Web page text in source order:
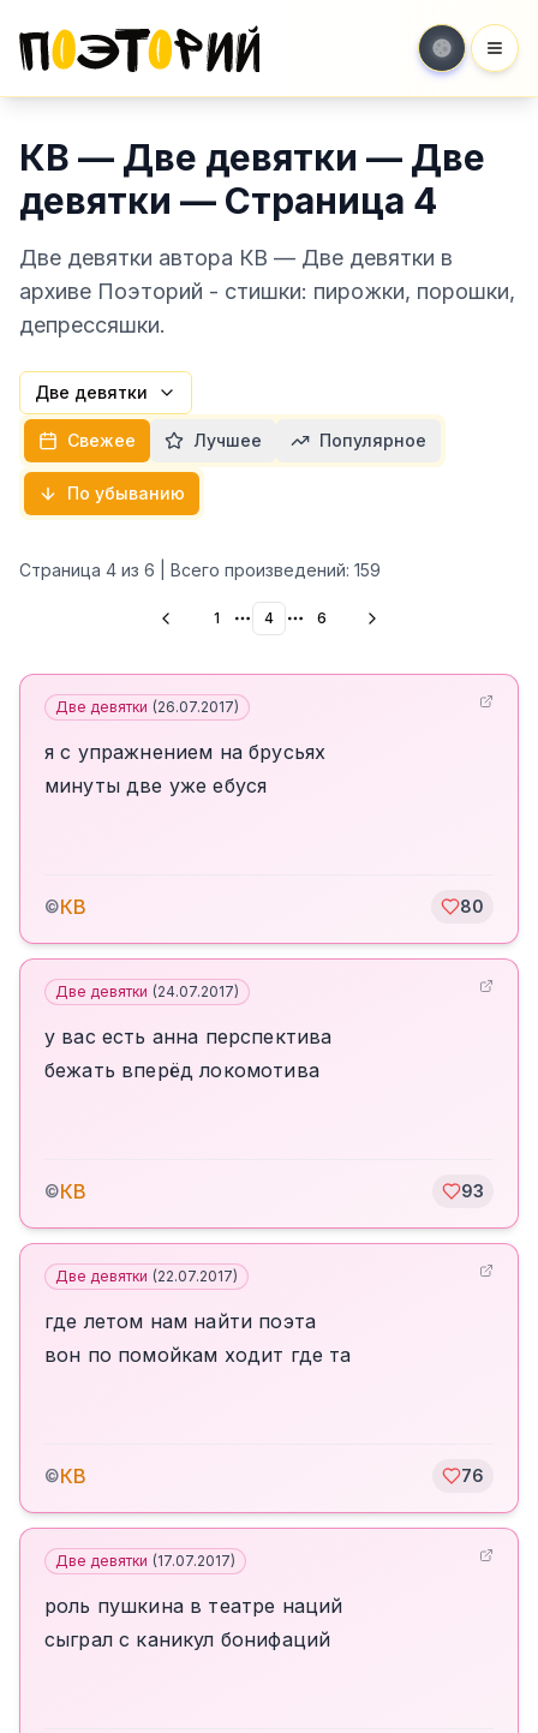
КВ — Две девятки — Две
девятки — Страница 4
Две девятки автора КВ — Две девятки в
архиве Поэторий - стишки: пирожки, порошки,
депрессяшки.
Две девятки
Свежее Лучшее Популярное
По убыванию
Страница 4 из 6 | Всего произведений: 159
1 More pages
4 More pages
6
Две девятки (26.07.2017)
я с упражнением на брусьях
минуты две уже ебуся
©КВ 80
Две девятки (24.07.2017)
у вас есть анна перспектива
бежать вперёд локомотива
©КВ 93
Две девятки (22.07.2017)
где летом нам найти поэта
вон по помойкам ходит где та
©КВ 76
Две девятки (17.07.2017)
роль пушкина в театре наций
сыграл с каникул бонифаций